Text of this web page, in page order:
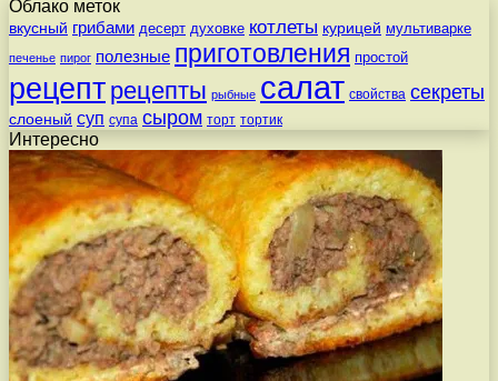
Облако меток
вкусный грибами десерт духовке котлеты курицей мультиварке
печенье пирог полезные приготовления простой
рецепт рецепты рыбные салат свойства секреты
слоеный суп супа сыром торт тортик
Интересно